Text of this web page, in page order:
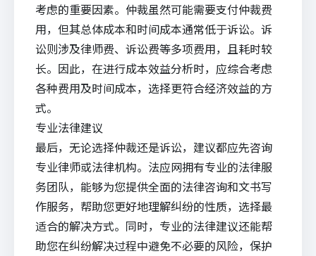
考虑的重要因素。仲裁虽然可能需要支付仲裁费
用，但其总体成本和时间成本通常低于诉讼。诉
讼则涉及律师费、诉讼费等多项费用，且耗时较
长。因此，在进行成本效益分析时，应综合考虑
各种费用及时间成本，选择更符合经济效益的方
式。
专业法律建议
最后，无论选择仲裁还是诉讼，建议都应先咨询
专业律师或法律机构。 法应网拥有专业的法律服
务团队，能够为您提供全面的法律咨询和文书写
作服务，帮助您更好地理解纠纷的性质，选择最
适合的解决方式。同时，专业的法律建议还能帮
助您在纠纷解决过程中避免不必要的风险，保护